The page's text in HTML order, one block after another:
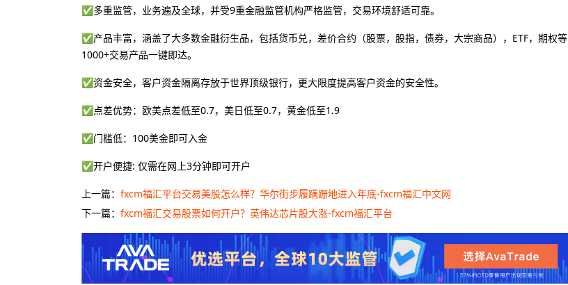
✅多重监管，业务遍及全球，并受9重金融监管机构严格监管，交易环境舒适可靠。
✅产品丰富，涵盖了大多数金融衍生品，包括货币兑，差价合约（股票，股指，债券，大宗商品），ETF，期权等
1000+交易产品一键即达。
✅资金安全，客户资金隔离存放于世界顶级银行，更大限度提高客户资金的安全性。
✅点差优势：欧美点差低至0.7，美日低至0.7，黄金低至1.9
✅门槛低：100美金即可入金
✅开户便捷: 仅需在网上3分钟即可开户
上一篇： fxcm福汇平台交易美股怎么样？华尔街步履蹒跚地进入年底-fxcm福汇中文网
下一篇： fxcm福汇交易股票如何开户？英伟达芯片股大涨-fxcm福汇平台